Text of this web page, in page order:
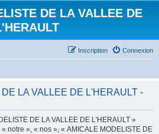
DE LA VALLEE DE
Connexion
Inscription
LA VALLEE DE L'HERAULT -
DE LA VALLEE DE L'HERAULT »
notre », « nos », « AMICALE MODELISTE DE